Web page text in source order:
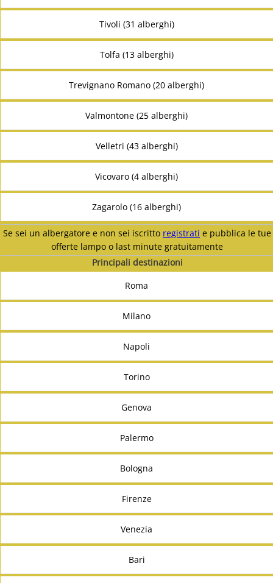
Tivoli (31 alberghi)
Tolfa (13 alberghi)
Trevignano Romano (20 alberghi)
Valmontone (25 alberghi)
Velletri (43 alberghi)
Vicovaro (4 alberghi)
Zagarolo (16 alberghi)
Se sei un albergatore e non sei iscritto registrati e pubblica le tue
offerte lampo o last minute gratuitamente
Principali destinazioni
Roma
Milano
Napoli
Torino
Genova
Palermo
Bologna
Firenze
Venezia
Bari